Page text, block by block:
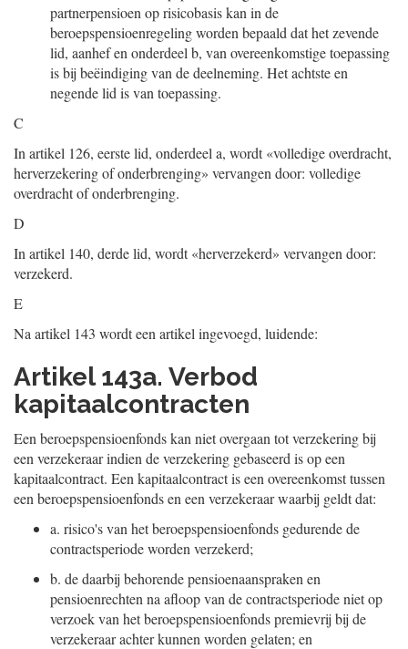
partnerpensioen op risicobasis kan in de
beroepspensioenregeling worden bepaald dat het zevende
lid, aanhef en onderdeel b, van overeenkomstige toepassing
is bij beëindiging van de deelneming. Het achtste en
negende lid is van toepassing.
C
In artikel 126, eerste lid, onderdeel a, wordt «volledige overdracht,
herverzekering of onderbrenging» vervangen door: volledige
overdracht of onderbrenging.
D
In artikel 140, derde lid, wordt «herverzekerd» vervangen door:
verzekerd.
E
Na artikel 143 wordt een artikel ingevoegd, luidende:
Artikel 143a. Verbod
kapitaalcontracten
Een beroepspensioenfonds kan niet overgaan tot verzekering bij
een verzekeraar indien de verzekering gebaseerd is op een
kapitaalcontract. Een kapitaalcontract is een overeenkomst tussen
een beroepspensioenfonds en een verzekeraar waarbij geldt dat:
a. risico's van het beroepspensioenfonds gedurende de
contractsperiode worden verzekerd;
b. de daarbij behorende pensioenaanspraken en
pensioenrechten na afloop van de contractsperiode niet op
verzoek van het beroepspensioenfonds premievrij bij de
verzekeraar achter kunnen worden gelaten; en